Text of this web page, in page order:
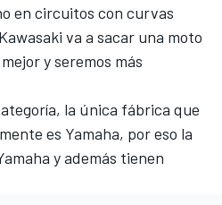
en circuitos con curvas
va a sacar una moto
y seremos más
la única fábrica que
es Yamaha, por eso la
y además tienen